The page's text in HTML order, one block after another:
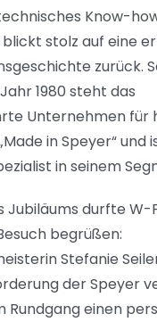
Know-
blickt stolz auf eine
zurück.
1980 steht das
Unternehmen für
in Speyer“ und
in seinem
Jubiläums durfte W-
begrüßen:
Stefanie
derSpeyer
Rundgang einen